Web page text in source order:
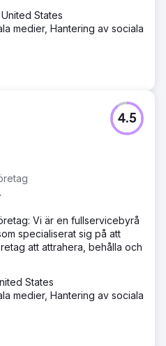
i sitt lokala flock och
De är fortfarande
States
medier, Hantering av sociala
4.5
Vi är en fullservicebyrå
specialiserat sig på att
att attrahera, behålla och
States
medier, Hantering av sociala